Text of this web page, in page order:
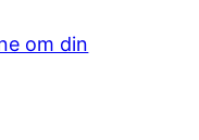
om din